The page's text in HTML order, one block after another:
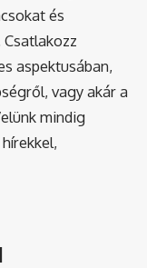
és
aspektusában,
vagy akár a
mindig